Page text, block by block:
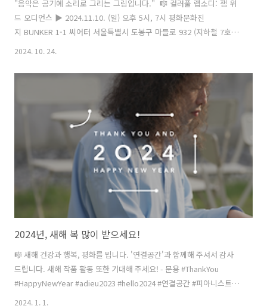
"음악은 공기에 소리로 그리는 그림입니다." 🎼 컬러풀 랩소디: 잼 위
드 오디언스 ▶️ 2024.11.10. (일) 오후 5시, 7시 평화문화진
지 BUNKER 1-1 씨어터 서울특별시 도봉구 마들로 932 (지하철 7호
선 도봉산역 1-1 출구) ✔ 관객 참여형 공연입니다. QR 코드 예약 후 참
랩소디 #잼위드오디언스 #피아니스트문용 #평화문화진지 주최·주
관 문타라엔터테인먼트 협력 도봉문화재단 평화문화진지 후원 서울
특별시 서울문화재단
2024. 10. 24.
2024년, 새해 복 많이 받으세요!
🎼 새해 건강과 행복, 평화를 빕니다. '연결공간'과 함께해 주셔서 감사
드립니다. 새해 작품 활동 또한 기대해 주세요! - 문용 #ThankYou
#HappyNewYear #adieu2023 #hello2024 #연결공간 #피아니스트문
용 #온택트뮤지엄콘서트
2024. 1. 1.